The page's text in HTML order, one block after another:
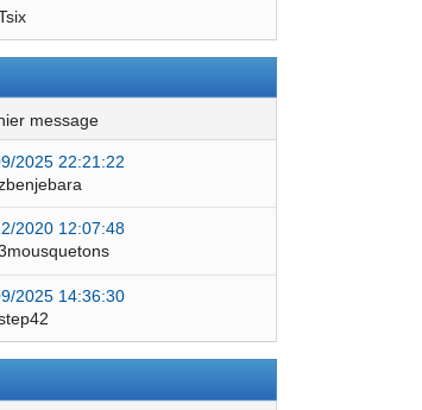
message
2025 22:21:22
2020 12:07:48
2025 14:36:30